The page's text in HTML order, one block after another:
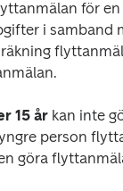
för
i samband
15 år kan inte
person
göra